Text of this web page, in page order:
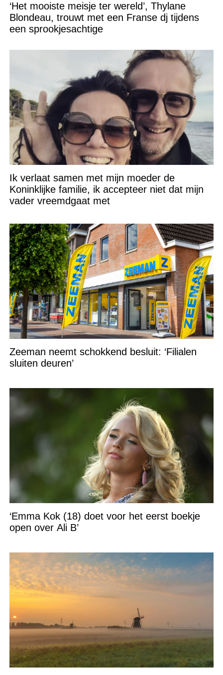
‘Het mooiste meisje ter wereld’, Thylane
Blondeau, trouwt met een Franse dj tijdens
een sprookjesachtige
Ik verlaat samen met mijn moeder de
Koninklijke familie, ik accepteer niet dat mijn
vader vreemdgaat met
Zeeman neemt schokkend besluit: ‘Filialen
sluiten deuren’
‘Emma Kok (18) doet voor het eerst boekje
open over Ali B’